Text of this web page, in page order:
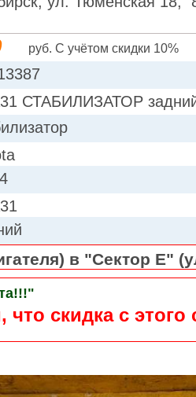
руб. С учётом скидки 10%
СТАБИЛИЗАТОР
в "Сектор Е"
что скидка с этого